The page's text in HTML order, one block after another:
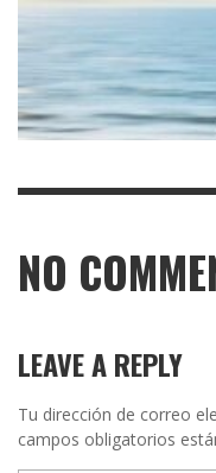
NO
LEAVE A REPLY
Tu dirección de correo
campos obligatorios